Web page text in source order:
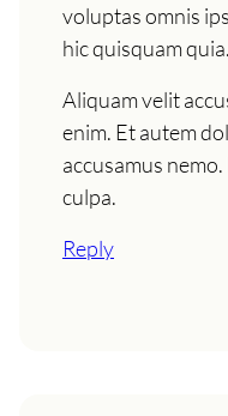
voluptas omnis
hic quisquam quia.
Aliquam velit
enim. Et autem
accusamus
culpa.
Reply